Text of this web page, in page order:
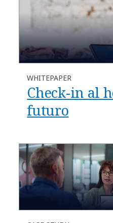
WHITEPAPER
Check-in al
futuro